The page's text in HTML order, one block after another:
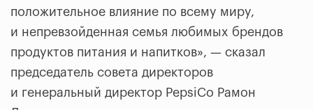
положительное влияние по всему миру,
и непревзойденная семья любимых брендов
продуктов питания и напитков», — сказал
председатель совета директоров
и генеральный директор PepsiCo Рамон